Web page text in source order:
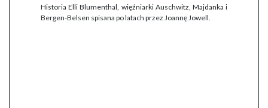
Historia Elli Blumenthal, więźniarki Auschwitz, Majdanka i
Bergen-Belsen spisana po latach przez Joannę Jowell.